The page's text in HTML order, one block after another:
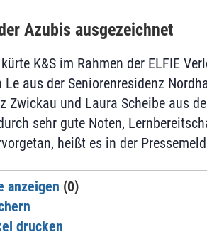
Azubis ausgezeichnet
K&S im Rahmen der ELFIE
aus der Seniorenresidenz
Zwickau und Laura Scheibe aus
sehr gute Noten,
heißt es in der
anzeigen (0)
drucken